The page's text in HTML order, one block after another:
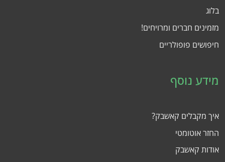
בלוג
מזמינים חברים ומרויחים!
חיפושים פופולריים
מידע נוסף
איך מקבלים קאשבק?
החזר אוטומטי
אודות קאשבק